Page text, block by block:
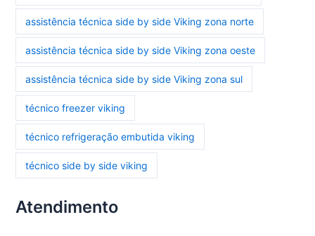
assistência técnica side by side Viking zona norte
assistência técnica side by side Viking zona oeste
assistência técnica side by side Viking zona sul
técnico freezer viking
técnico refrigeração embutida viking
técnico side by side viking
Atendimento